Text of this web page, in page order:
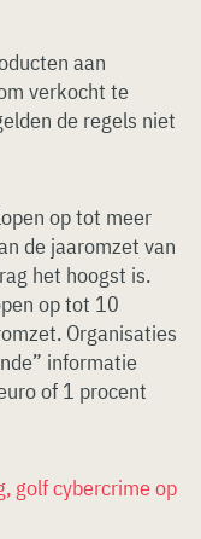
aan
verkocht te
de regels niet
op tot meer
de jaaromzet van
het hoogst is.
op tot 10
Organisaties
informatie
of 1 procent
golf cybercrime op